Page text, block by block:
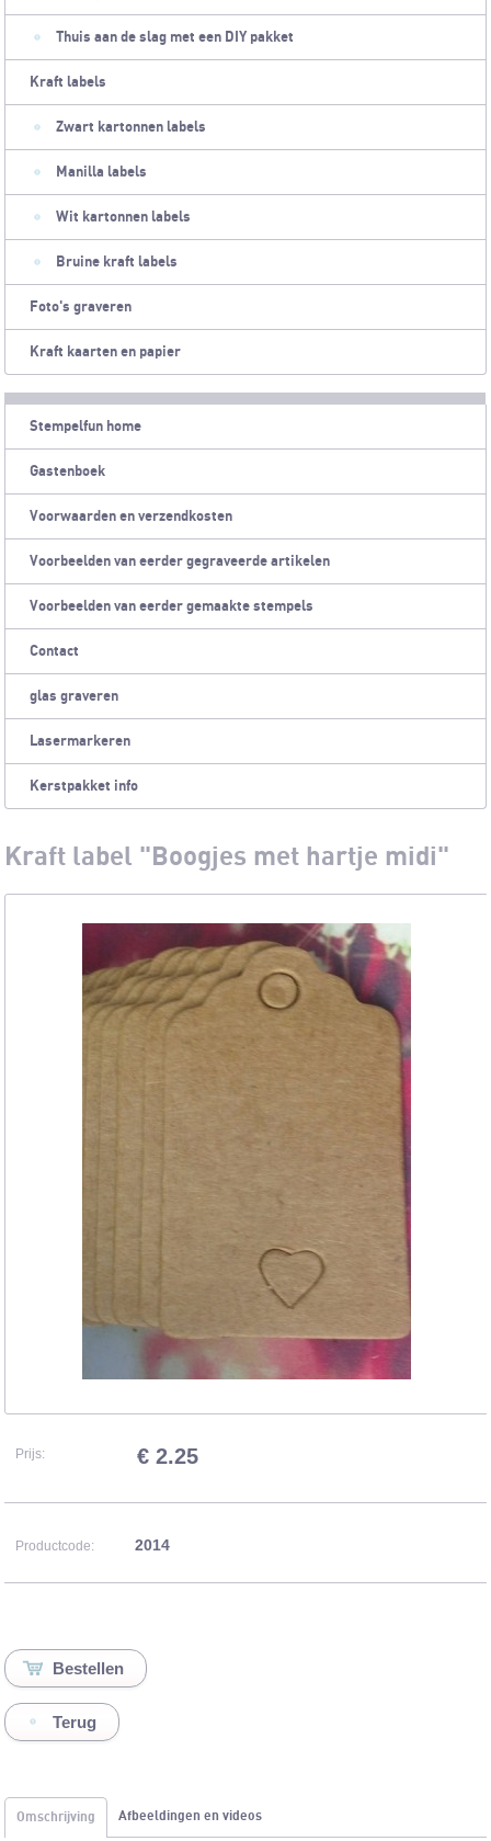
Thuis aan de slag met een DIY pakket
Kraft labels
Zwart kartonnen labels
Manilla labels
Wit kartonnen labels
Bruine kraft labels
Foto's graveren
Kraft kaarten en papier
Stempelfun home
Gastenboek
Voorwaarden en verzendkosten
Voorbeelden van eerder gegraveerde artikelen
Voorbeelden van eerder gemaakte stempels
Contact
glas graveren
Lasermarkeren
Kerstpakket info
Kraft label "Boogjes met hartje midi"
Prijs: € 2.25
Productcode: 2014
Terug
Omschrijving Afbeeldingen en videos